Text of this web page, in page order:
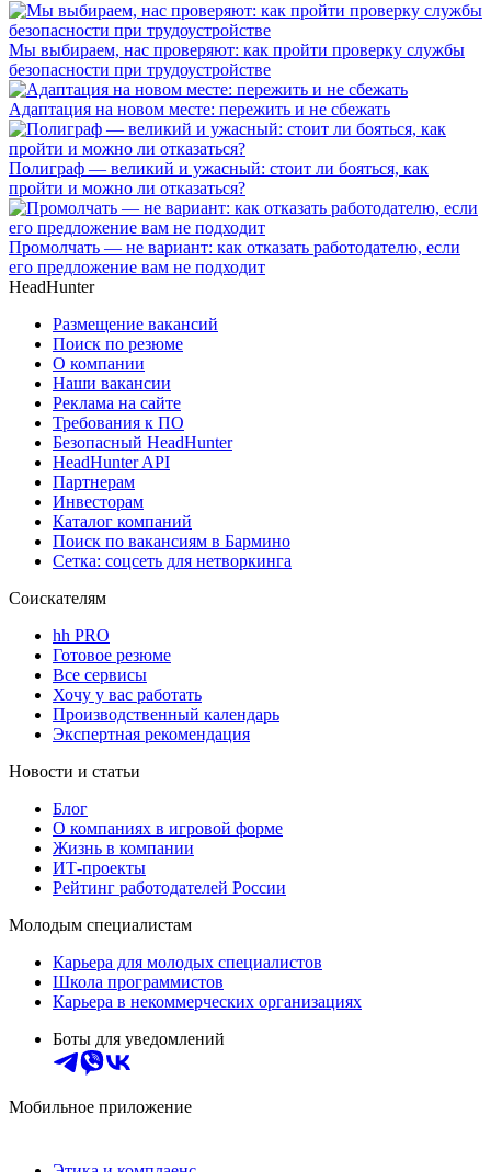
Мы выбираем, нас проверяют: как пройти проверку службы
безопасности при трудоустройстве
Адаптация на новом месте: пережить и не сбежать
Полиграф — великий и ужасный: стоит ли бояться, как
пройти и можно ли отказаться?
Промолчать — не вариант: как отказать работодателю, если
его предложение вам не подходит
HeadHunter
Размещение вакансий
Поиск по резюме
О компании
Наши вакансии
Реклама на сайте
Требования к ПО
Безопасный HeadHunter
HeadHunter API
Партнерам
Инвесторам
Каталог компаний
Поиск по вакансиям в Бармино
Сетка: соцсеть для нетворкинга
Соискателям
hh PRO
Готовое резюме
Все сервисы
Хочу у вас работать
Производственный календарь
Экспертная рекомендация
Новости и статьи
Блог
О компаниях в игровой форме
Жизнь в компании
ИТ-проекты
Рейтинг работодателей России
Молодым специалистам
Карьера для молодых специалистов
Школа программистов
Карьера в некоммерческих организациях
Боты для уведомлений
Мобильное приложение